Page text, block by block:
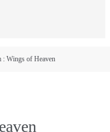
: Wings of Heaven